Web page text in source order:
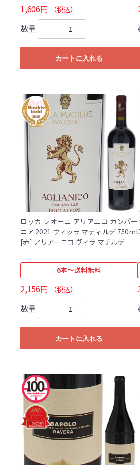
1,606円 （税込）
数量
カートに入れる
ロッカ レオーニ アリアニコ カンパー
ニア 2021 ヴィッラ マティルデ 750ml
[赤] アリアーニコ ヴィラ マチルデ
6本～送料無料
2,156円 （税込）
数量
カートに入れる